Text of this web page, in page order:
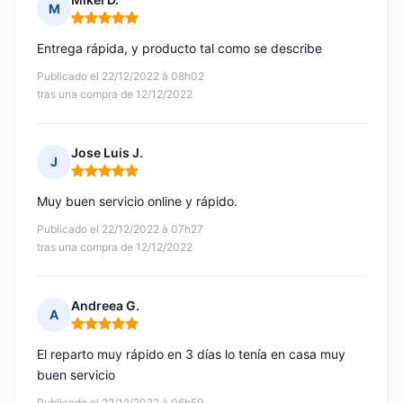
M
Nota: 5 de 5
Publicado el 22/12/2022 à 08h02
tras una compra de 12/12/2022
Entrega rápida, y producto tal como se describe
J
Jose Luis J.
Nota: 5 de 5
Publicado el 22/12/2022 à 07h27
tras una compra de 12/12/2022
Muy buen servicio online y rápido.
A
Andreea G.
Nota: 5 de 5
El reparto muy rápido en 3 días lo tenía en casa muy
buen servicio